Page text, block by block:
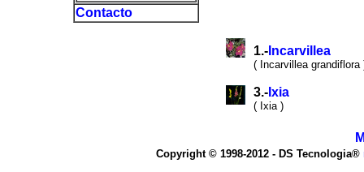
Contacto
1.-Incarvillea
( Incarvillea grandiflora
3.-Ixia
( Ixia )
Copyright © 1998-2012 - DS Tecnologia®